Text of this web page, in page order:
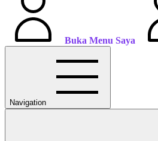
Buka Menu Saya
Navigation